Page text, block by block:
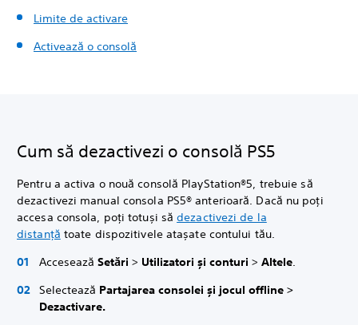
Limite de activare
Activează o consolă
Cum să dezactivezi o consolă PS5
Pentru a activa o nouă consolă PlayStation®5, trebuie să
dezactivezi manual consola PS5® anterioară. Dacă nu poți
accesa consola, poți totuși sădezactivezi de la
distanță toate dispozitivele atașate contului tău.
Accesează Setări > Utilizatori și conturi > Altele.
Selectează Partajarea consolei și jocul offline >
Dezactivare.